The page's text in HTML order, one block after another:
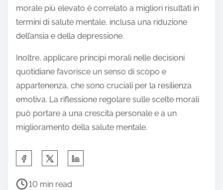
morale più elevato è correlato a migliori risultati in
termini di salute mentale, inclusa una riduzione
dell’ansia e della depressione.
Inoltre, applicare principi morali nelle decisioni
quotidiane favorisce un senso di scopo e
appartenenza, che sono cruciali per la resilienza
emotiva. La riflessione regolare sulle scelte morali
può portare a una crescita personale e a un
miglioramento della salute mentale.
a
P
10 min read